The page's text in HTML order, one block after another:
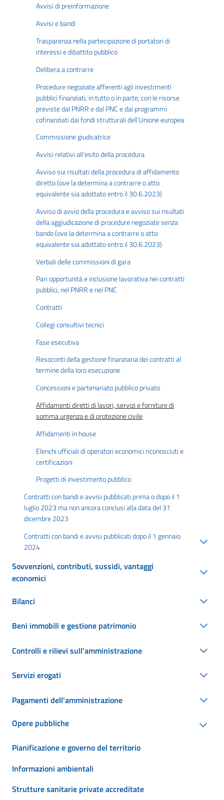
Avvisi di preinformazione
Avvisi e bandi
Trasparenza nella partecipazione di portatori di
interessi e dibattito pubblico
Delibera a contrarre
Procedure negoziate afferenti agli investimenti
pubblici finanziati, in tutto o in parte, con le risorse
previste dal PNRR e dal PNC e dai programmi
cofinanziati dai fondi strutturali dell'Unione europea
Commissione giudicatrice
Avvisi relativi all'esito della procedura
Avviso sui risultati della procedura di affidamento
diretto (ove la determina a contrarre o atto
equivalente sia adottato entro il 30.6.2023)
Avviso di avvio della procedura e avviso sui risultati
della aggiudicazione di procedure negoziate senza
bando (ove la determina a contrarre o atto
equivalente sia adottato entro il 30.6.2023)
Verbali delle commissioni di gara
Pari opportunità e inclusione lavorativa nei contratti
pubblici, nel PNRR e nel PNC
Contratti
Collegi consultivi tecnici
Fase esecutiva
Resoconti della gestione finanziaria dei contratti al
termine della loro esecuzione
Concessioni e partenariato pubblico privato
Affidamenti diretti di lavori, servizi e forniture di
somma urgenza e di protezione civile
Affidamenti in house
Elenchi ufficiali di operatori economici riconosciuti e
certificazioni
Progetti di investimento pubblico
Contratti con bandi e avvisi pubblicati prima o dopo il 1
luglio 2023 ma non ancora conclusi alla data del 31
dicembre 2023
Contratti con bandi e avvisi pubblicati dopo il 1 gennaio
2024
Sovvenzioni, contributi, sussidi, vantaggi
economici
Bilanci
Beni immobili e gestione patrimonio
Controlli e rilievi sull'amministrazione
Servizi erogati
Pagamenti dell'amministrazione
Opere pubbliche
Pianificazione e governo del territorio
Informazioni ambientali
Strutture sanitarie private accreditate